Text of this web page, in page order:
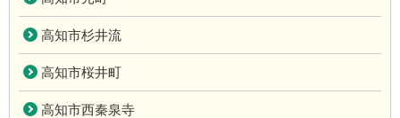
高知市杉井流
高知市桜井町
高知市西秦泉寺